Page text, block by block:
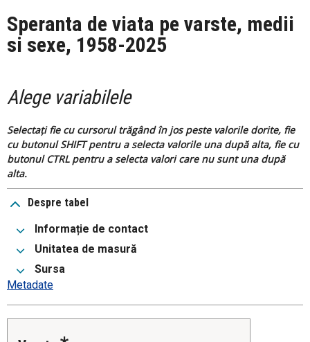
Speranta de viata pe varste, medii
si sexe, 1958-2025
Alege variabilele
Selectați fie cu cursorul trăgând în jos peste valorile dorite, fie
cu butonul SHIFT pentru a selecta valorile una după alta, fie cu
butonul CTRL pentru a selecta valori care nu sunt una după
alta.
Despre tabel
Informație de contact
Unitatea de masură
Sursa
Metadate